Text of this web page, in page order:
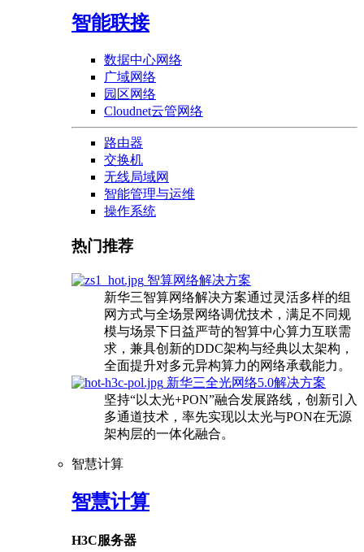
智能联接
数据中心网络
广域网络
园区网络
Cloudnet云管网络
路由器
交换机
无线局域网
智能管理与运维
操作系统
热门推荐
智算网络解决方案
新华三智算网络解决方案通过灵活多样的组
网方式与全场景网络调优技术，满足不同规
模与场景下日益严苛的智算中心算力互联需
求，兼具创新的DDC架构与经典以太架构，
全面提升对多元异构算力的网络承载能力。
新华三全光网络5.0解决方案
坚持“以太光+PON”融合发展路线，创新引入
多通道技术，率先实现以太光与PON在无源
架构层的一体化融合。
智慧计算
智慧计算
H3C服务器